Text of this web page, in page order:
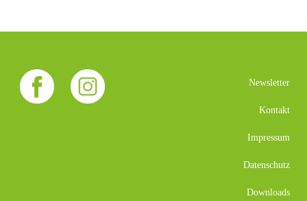
Newsletter
Kontakt
Impressum
Datenschutz
Downloads